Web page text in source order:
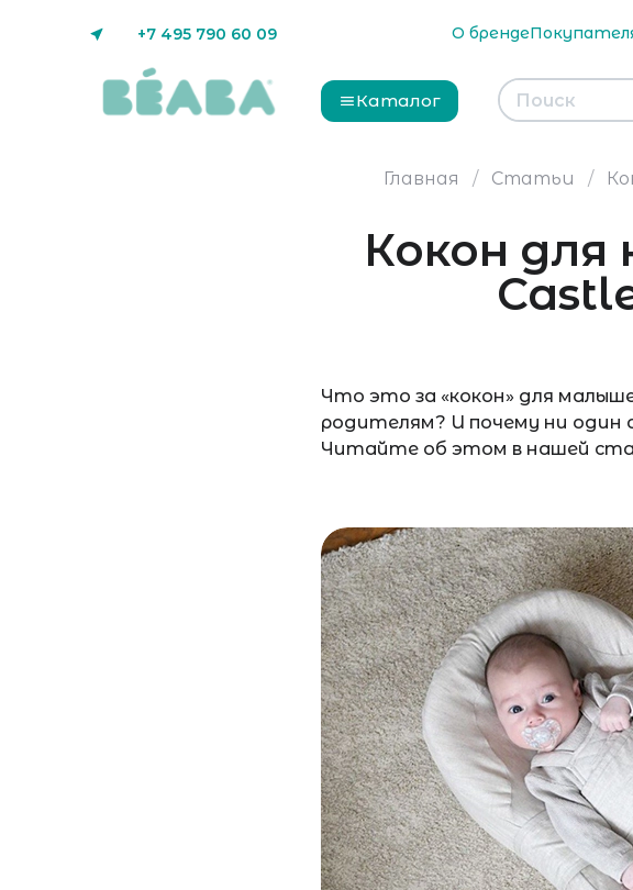
+7 495 790 60 09 О бренде
Каталог
Главная Статьи
Кокон для
Что это за «кокон» для
родителям? И почему ни один
Читайте об этом в нашей